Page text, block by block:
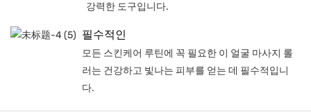
강력한 도구입니다.
필수적인
모든 스킨케어 루틴에 꼭 필요한 이 얼굴 마사지 롤
러는 건강하고 빛나는 피부를 얻는 데 필수적입니
다.